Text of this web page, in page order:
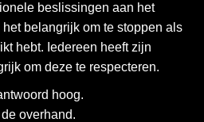
beslissingen aan het
belangrijk om te stoppen als
hebt. Iedereen heeft zijn
om deze te respecteren.
hoog.
overhand.